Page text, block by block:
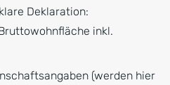
Deklaration:
inkl.
(werden hier